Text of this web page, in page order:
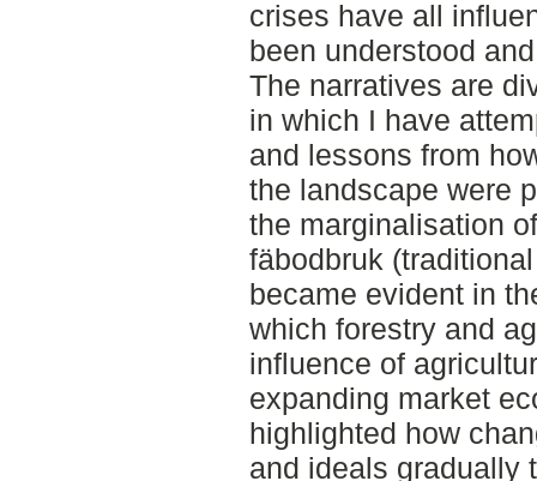
crises have all
been understood
The narratives are
in which I have
and lessons from
the landscape were
the marginalisation
fäbodbruk
became evident in
which forestry and
influence of
expanding market
highlighted how
and ideals gradually